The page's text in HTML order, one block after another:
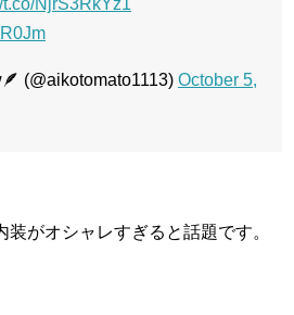
t.co/NjrS3RkYz1
(@aikotomato1113) October 5,
がオシャレすぎると話題です。